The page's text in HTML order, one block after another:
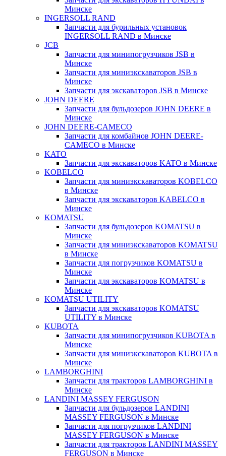
Минске
INGERSOLL RAND
Запчасти для бурильных установок
INGERSOLL RAND в Минске
JCB
Запчасти для минипогрузчиков JSB в
Минске
Запчасти для миниэкскаваторов JSB в
Минске
Запчасти для экскаваторов JSB в Минске
JOHN DEERE
Запчасти для бульдозеров JOHN DEERE в
Минске
JOHN DEERE-CAMECO
Запчасти для комбайнов JOHN DEERE-
CAMECO в Минске
KATO
Запчасти для экскаваторов KATO в Минске
KOBELCO
Запчасти для миниэкскаваторов KOBELCO
в Минске
Запчасти для экскаваторов KABELCO в
Минске
KOMATSU
Запчасти для бульдозеров KOMATSU в
Минске
Запчасти для миниэкскаваторов KOMATSU
в Минске
Запчасти для погрузчиков KOMATSU в
Минске
Запчасти для экскаваторов KOMATSU в
Минске
KOMATSU UTILITY
Запчасти для экскаваторов KOMATSU
UTILITY в Минске
KUBOTA
Запчасти для минипогрузчиков KUBOTA в
Минске
Запчасти для миниэкскаваторов KUBOTA в
Минске
LAMBORGHINI
Запчасти для тракторов LAMBORGHINI в
Минске
LANDINI MASSEY FERGUSON
Запчасти для бульдозеров LANDINI
MASSEY FERGUSON в Минске
Запчасти для погрузчиков LANDINI
MASSEY FERGUSON в Минске
Запчасти для тракторов LANDINI MASSEY
FERGUSON в Минске